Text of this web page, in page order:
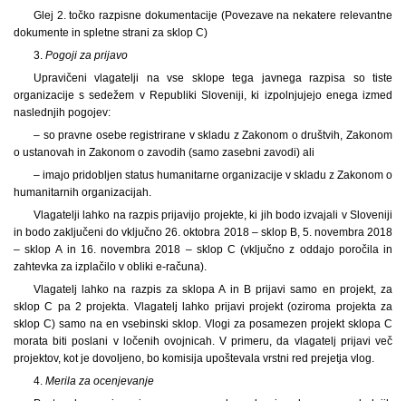
Glej 2. točko razpisne dokumentacije (Povezave na nekatere relevantne
dokumente in spletne strani za sklop C)
3. Pogoji za prijavo
Upravičeni vlagatelji na vse sklope tega javnega razpisa so tiste
organizacije s sedežem v Republiki Sloveniji, ki izpolnjujejo enega izmed
naslednjih pogojev:
– so pravne osebe registrirane v skladu z Zakonom o društvih, Zakonom
o ustanovah in Zakonom o zavodih (samo zasebni zavodi) ali
– imajo pridobljen status humanitarne organizacije v skladu z Zakonom o
humanitarnih organizacijah.
Vlagatelji lahko na razpis prijavijo projekte, ki jih bodo izvajali v Sloveniji
in bodo zaključeni do vključno 26. oktobra 2018 – sklop B, 5. novembra 2018
– sklop A in 16. novembra 2018 – sklop C (vključno z oddajo poročila in
zahtevka za izplačilo v obliki e-računa).
Vlagatelj lahko na razpis za sklopa A in B prijavi samo en projekt, za
sklop C pa 2 projekta. Vlagatelj lahko prijavi projekt (oziroma projekta za
sklop C) samo na en vsebinski sklop. Vlogi za posamezen projekt sklopa C
morata biti poslani v ločenih ovojnicah. V primeru, da vlagatelj prijavi več
projektov, kot je dovoljeno, bo komisija upoštevala vrstni red prejetja vlog.
4. Merila za ocenjevanje